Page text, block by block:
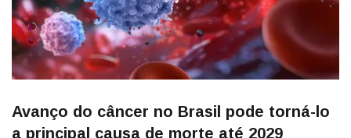
Avanço do câncer no Brasil pode torná-lo
a principal causa de morte até 2029